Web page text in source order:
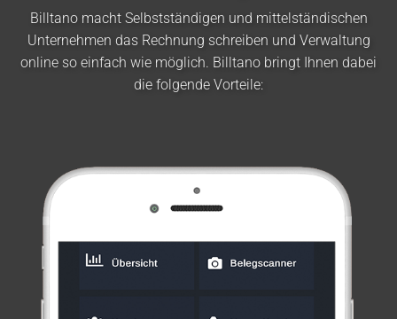
Billtano macht Selbstständigen und mittelständischen
Unternehmen das Rechnung schreiben und Verwaltung
online so einfach wie möglich. Billtano bringt Ihnen dabei
die folgende Vorteile: